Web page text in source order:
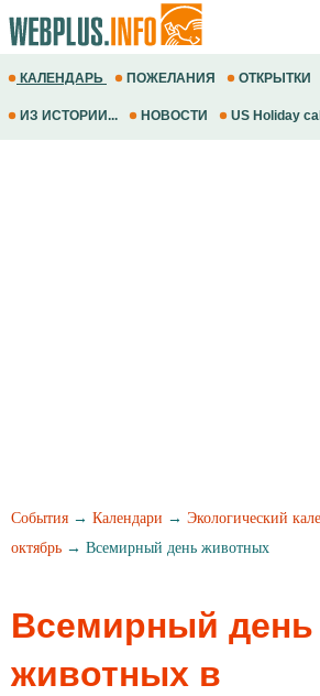
КАЛЕНДАРЬ ПОЖЕЛАНИЯ ОТКРЫТКИ
ИЗ ИСТОРИИ... НОВОСТИ US Holiday
События → Календари → Экологический
октябрь → Всемирный день животных
Всемирный день
животных в